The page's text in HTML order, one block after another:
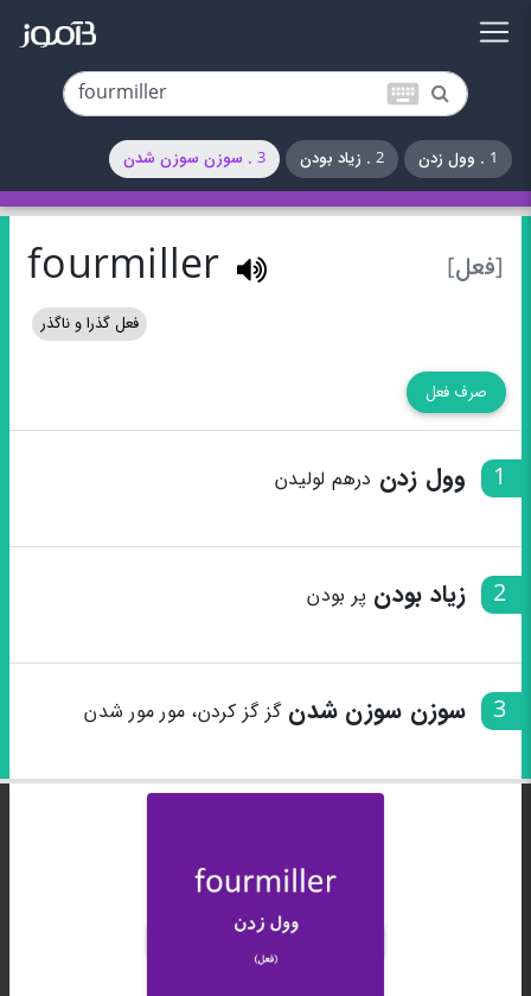
keyboard
1 . وول زدن 2 . زیاد بودن 3 . سوزن سوزن شدن
[فعل] fourmiller
فعل گذرا و ناگذر
صرف فعل
1 وول زدن درهم لولیدن
2 زیاد بودن پر بودن
3 سوزن سوزن شدنگز گز کردن، مور مور شدن